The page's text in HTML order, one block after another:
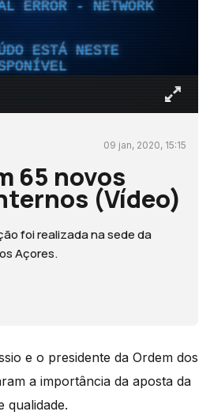
ERROR - NETWORK
ESTÁ NESTE
09 jan, 2020, 15:15
65 novos
(Vídeo)
foi realizada na sede da
Açores.
e o presidente da Ordem dos
a importância da aposta da
qualidade.